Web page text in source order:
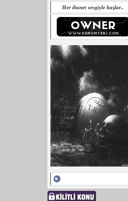
Her ihanet sevgiyle başlar..